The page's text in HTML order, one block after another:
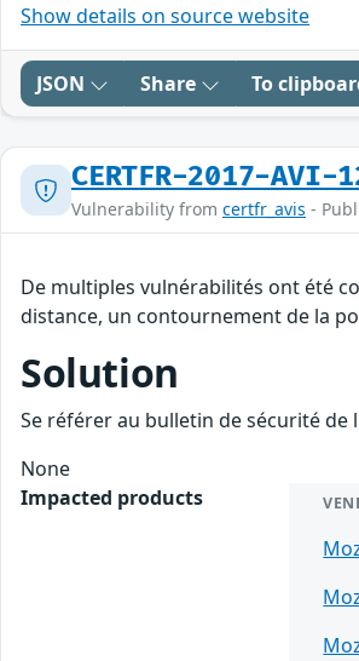
Show details on source website
JSON Share To
CERTFR-2017-AVI-
Vulnerability from certfr_avis -
De multiples vulnérabilités ont été
distance, un contournement de la
Solution
Se référer au bulletin de sécurité
None
Impacted products